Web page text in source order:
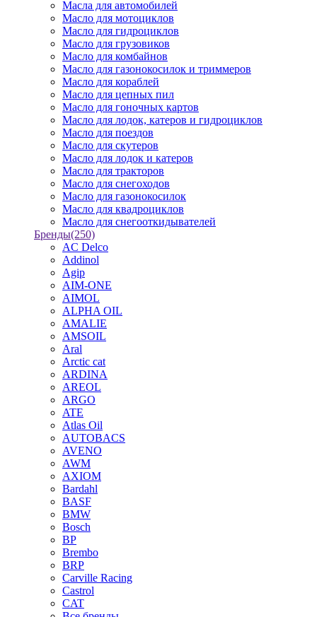
Масла для автомобилей
Масло для мотоциклов
Масло для гидроциклов
Масло для грузовиков
Масло для комбайнов
Масло для газонокосилок и триммеров
Масло для кораблей
Масло для цепных пил
Масло для гоночных картов
Масло для лодок, катеров и гидроциклов
Масло для поездов
Масло для скутеров
Масло для лодок и катеров
Масло для тракторов
Масло для снегоходов
Масло для газонокосилок
Масло для квадроциклов
Масло для снегооткидывателей
Бренды(250)
AC Delco
Addinol
Agip
AIM-ONE
AIMOL
ALPHA OIL
AMALIE
AMSOIL
Aral
Arctic cat
ARDINA
AREOL
ARGO
ATE
Atlas Oil
AUTOBACS
AVENO
AWM
AXIOM
Bardahl
BASF
BMW
Bosch
BP
Brembo
BRP
Carville Racing
Castrol
CAT